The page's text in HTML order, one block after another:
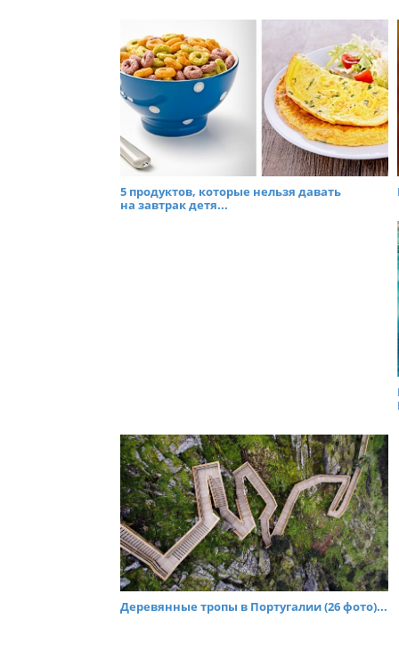
5 продуктов, которые нельзя давать
на завтрак детя...
Деревянные тропы в Португалии (26 фото)...